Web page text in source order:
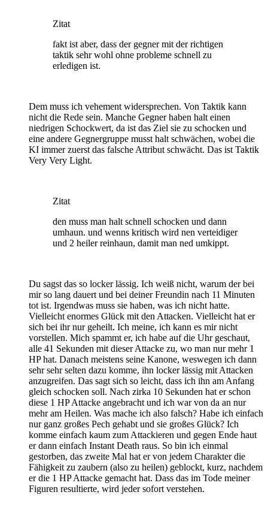
Zitat
fakt ist aber, dass der gegner mit der richtigen
taktik sehr wohl ohne probleme schnell zu
erledigen ist.
Dem muss ich vehement widersprechen. Von Taktik kann
nicht die Rede sein. Manche Gegner haben halt einen
niedrigen Schockwert, da ist das Ziel sie zu schocken und
eine andere Gegnergruppe musst halt schwächen, wobei die
KI immer zuerst das falsche Attribut schwächt. Das ist Taktik
Very Very Light.
Zitat
den muss man halt schnell schocken und dann
umhaun. und wenns kritisch wird nen verteidiger
und 2 heiler reinhaun, damit man ned umkippt.
Du sagst das so locker lässig. Ich weiß nicht, warum der bei
mir so lang dauert und bei deiner Freundin nach 11 Minuten
tot ist. Irgendwas muss sie haben, was ich nicht hatte.
Vielleicht enormes Glück mit den Attacken. Vielleicht hat er
sich bei ihr nur geheilt. Ich meine, ich kann es mir nicht
vorstellen. Mich spammt er, ich habe auf die Uhr geschaut,
alle 41 Sekunden mit dieser Attacke zu, wo man nur mehr 1
HP hat. Danach meistens seine Kanone, weswegen ich dann
sehr sehr selten dazu komme, ihn locker lässig mit Attacken
anzugreifen. Das sagt sich so leicht, dass ich ihn am Anfang
gleich schocken soll. Nach zirka 10 Sekunden hat er schon
diese 1 HP Attacke angebracht und ich war von da an nur
mehr am Heilen. Was mache ich also falsch? Habe ich einfach
nur ganz großes Pech gehabt und sie großes Glück? Ich
komme einfach kaum zum Attackieren und gegen Ende haut
er dann einfach Instant Death raus. So bin ich einmal
gestorben, das zweite Mal hat er von jedem Charakter die
Fähigkeit zu zaubern (also zu heilen) geblockt, kurz, nachdem
er die 1 HP Attacke gemacht hat. Dass das im Tode meiner
Figuren resultierte, wird jeder sofort verstehen.